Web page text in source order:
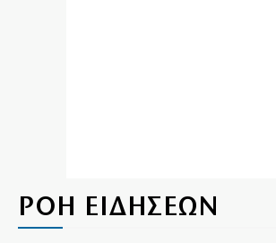
ΡΟΗ ΕΙΔΗΣΕΩΝ